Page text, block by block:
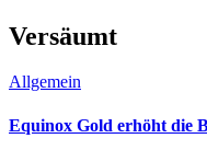
Versäumt
Allgemein
Equinox Gold erhöht die